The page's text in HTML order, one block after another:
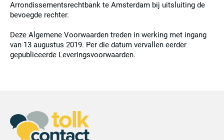
Arrondissementsrechtbank te Amsterdam bij uitsluiting de
bevoegde rechter.
Deze Algemene Voorwaarden treden in werking met ingang
van 13 augustus 2019. Per die datum vervallen eerder
gepubliceerde Leveringsvoorwaarden.